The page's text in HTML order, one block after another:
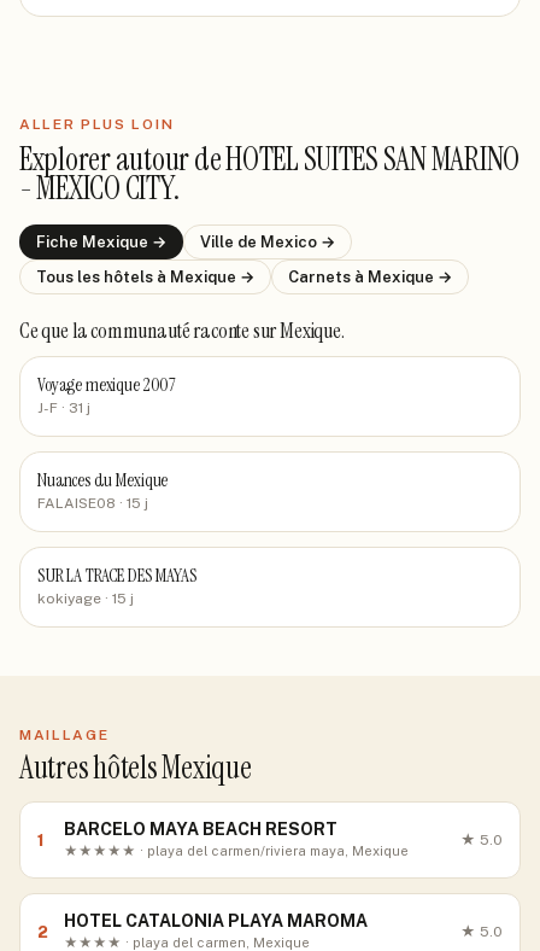
ALLER PLUS LOIN
Explorer autour deHOTEL SUITES SAN MARINO
- MEXICO CITY.
Fiche Mexique → Ville de Mexico →
Tous les hôtels à Mexique → Carnets à Mexique →
Ce que la communauté racontesur Mexique.
Voyage mexique 2007
J-F · 31 j
Nuances du Mexique
FALAISE08 · 15 j
SUR LA TRACE DES MAYAS
kokiyage · 15 j
MAILLAGE
Autres hôtels Mexique
1
BARCELO MAYA BEACH RESORT
★★★★★ · playa del carmen/riviera maya, Mexique
★ 5.0
2
HOTEL CATALONIA PLAYA MAROMA
★★★★ · playa del carmen, Mexique
★ 5.0